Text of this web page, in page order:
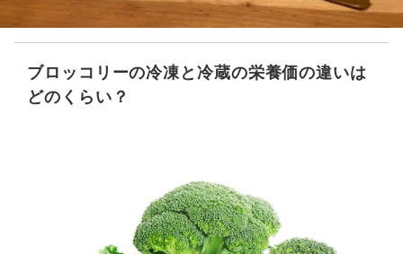
ブロッコリーの冷凍と冷蔵の栄養価の違いは
どのくらい？